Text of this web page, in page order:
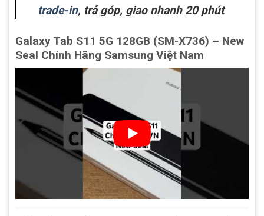
trade-in, trả góp, giao nhanh 20 phút
Galaxy Tab S11 5G 128GB (SM-X736) – New
Seal Chính Hãng Samsung Việt Nam